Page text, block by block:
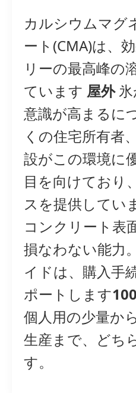
カルシウムマグ
ート(CMA)は、
リーの最高峰の
ています 屋外氷
意識が高まるに
くの住宅所有者
設がこの環境に
目を向けており
スを提供してい
コンクリート表
損なわない能力
イドは、購入手
ポートします
個人用の少量か
生産まで、どち
す。